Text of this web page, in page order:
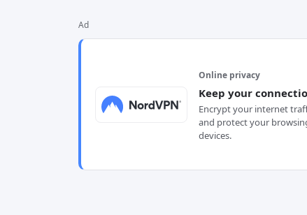
Ad
Online privacy
Keep your
Encrypt your internet
and protect your
devices.